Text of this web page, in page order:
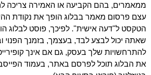
ממאמרים, בהם הקביעה או האמירה צריכה
עצם פרסום מאמר בבלוג הופך את נקודת
הטקסט ל"דעה אישית". לפיכך, פוסט לבלוג
שאתה יכול לבצע לבד, בעצמך, בזמנך הפנוי
להתרחשויות שלך בעסק, גם אם אינך
את הבלוג תוכל לפרסם באתר, בעמוד